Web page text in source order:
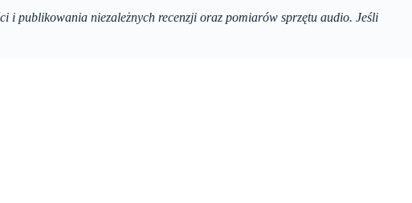
i publikowania niezależnych recenzji oraz pomiarów sprzętu audio. Jeśli